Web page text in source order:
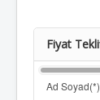
Fiyat
Ad Soyad(*)